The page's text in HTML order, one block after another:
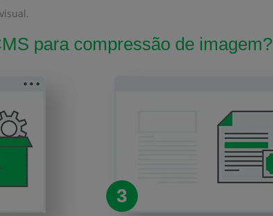
para compressão de imagem?
3